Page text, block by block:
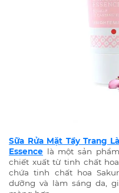
Sữa Rửa Mặt Tẩy Trang
Essence là một sản
chiết xuất từ tinh chất
chứa tinh chất hoa
dưỡng và làm sáng da,